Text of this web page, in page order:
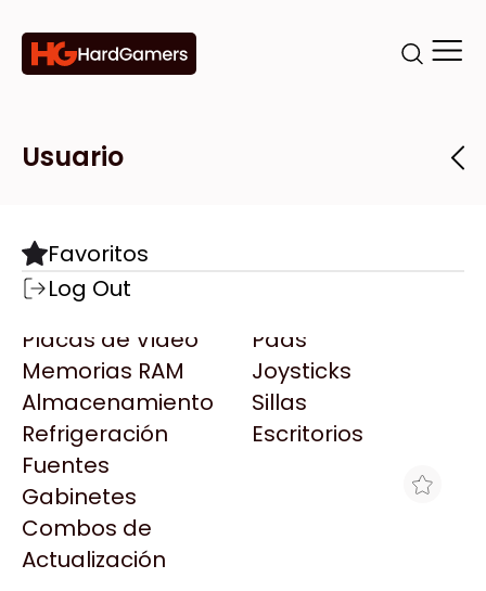
Categorías
Componentes
Motherboards
Microprocesadores
Placas de Video
Memorias RAM
Almacenamiento
Refrigeración
Fuentes
Gabinetes
Combos de
Actualización
Pads
Joysticks
Sillas
Escritorios
Marcas
Todas las Marcas
AMD
AULA
Acer
Adata
AeroCool
Antec
Arkham
Asrock
Tiendas
Destacadas
Usuario
Favoritos
Log Out
MFL BROTHER DCP-L2660DW 34PPM
WIFI DUPLEX